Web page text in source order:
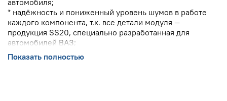
автомобиля;
* надёжность и пониженный уровень шумов в работе
каждого компонента, т.к. все детали модуля —
продукция SS20, специально разработанная для
автомобилей ВАЗ;
* повышенный срок эксплуатации комплекта подвески в
сборе.
Показать полностью